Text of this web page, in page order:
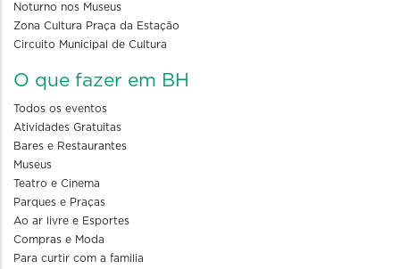
Noturno nos Museus
Zona Cultura Praça da Estação
Circuito Municipal de Cultura
O que fazer em BH
Todos os eventos
Atividades Gratuitas
Bares e Restaurantes
Museus
Teatro e Cinema
Parques e Praças
Ao ar livre e Esportes
Compras e Moda
Para curtir com a familia